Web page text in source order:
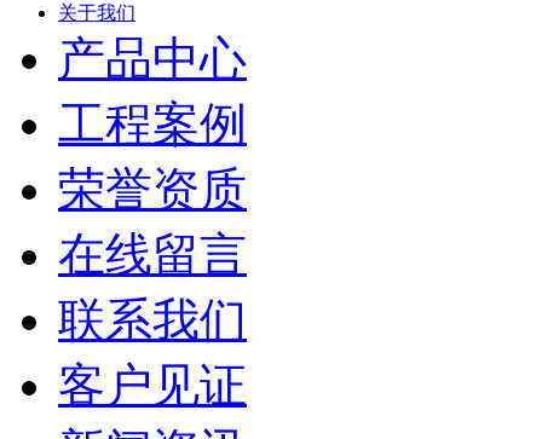
关于我们
产品中心
工程案例
荣誉资质
在线留言
联系我们
客户见证